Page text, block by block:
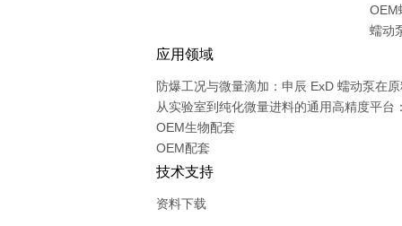
OEM
蠕动
应用领域
防爆工况与微量滴加：申辰 ExD 蠕动泵在
从实验室到纯化微量进料的通用高精度平
OEM生物配套
OEM配套
技术支持
资料下载